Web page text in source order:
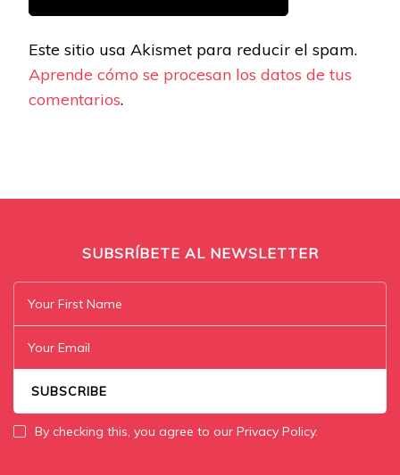
Este sitio usa Akismet para reducir el spam.
Aprende cómo se procesan los datos de tus
comentarios.
SUBSRÍBETE AL NEWSLETTER
By checking this, you agree to our Privacy Policy.